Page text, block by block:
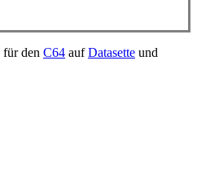
für den C64 aufDatasette und